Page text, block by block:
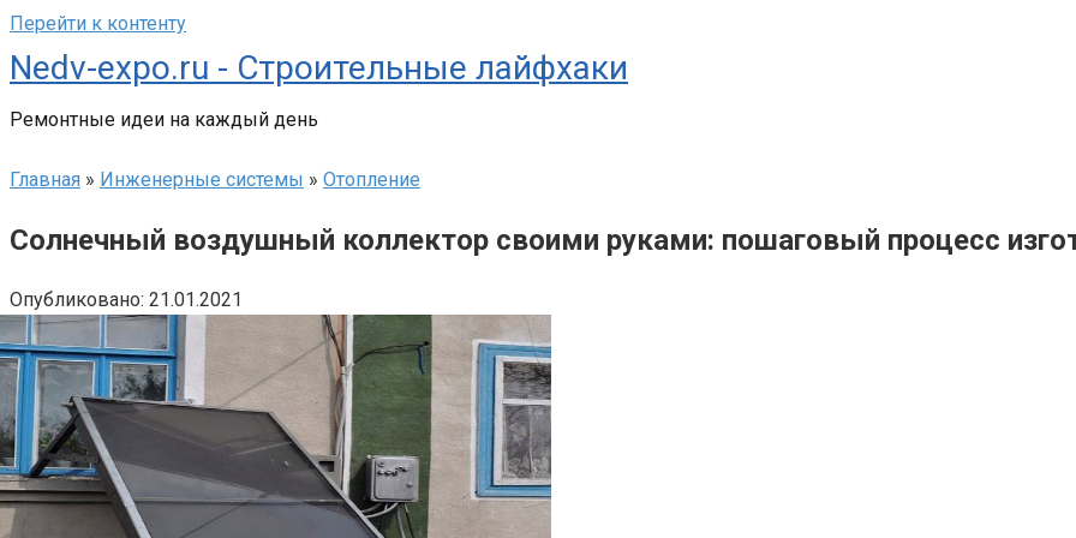
Перейти к контенту
Nedv-expo.ru - Строительные лайфхаки
Ремонтные идеи на каждый день
Главная » Инженерные системы » Отопление
Солнечный воздушный коллектор своими руками: пошаговый процесс
Опубликовано: 21.01.2021